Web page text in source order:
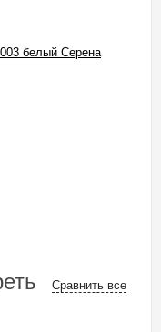
белый Серена
Сравнить все